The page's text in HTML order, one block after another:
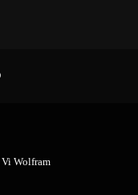
Vi Wolfram